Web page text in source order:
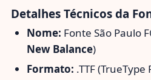
Detalhes Técnicos da
Nome: Fonte São Paulo
New Balance)
Formato: .TTF (TrueType